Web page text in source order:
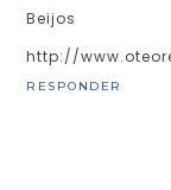
Beijos
http://
RESPONDER